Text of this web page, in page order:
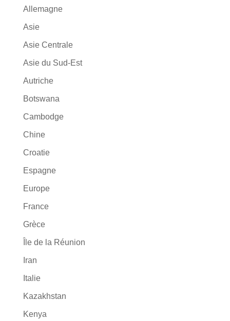
Allemagne
Asie
Asie Centrale
Asie du Sud-Est
Autriche
Botswana
Cambodge
Chine
Croatie
Espagne
Europe
France
Grèce
Île de la Réunion
Iran
Italie
Kazakhstan
Kenya